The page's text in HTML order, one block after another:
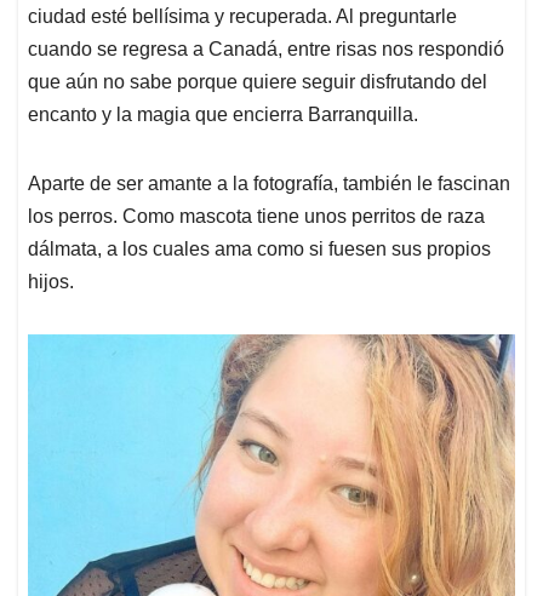
ciudad esté bellísima y recuperada. Al preguntarle
cuando se regresa a Canadá, entre risas nos respondió
que aún no sabe porque quiere seguir disfrutando del
encanto y la magia que encierra Barranquilla.
Aparte de ser amante a la fotografía, también le fascinan
los perros. Como mascota tiene unos perritos de raza
dálmata, a los cuales ama como si fuesen sus propios
hijos.